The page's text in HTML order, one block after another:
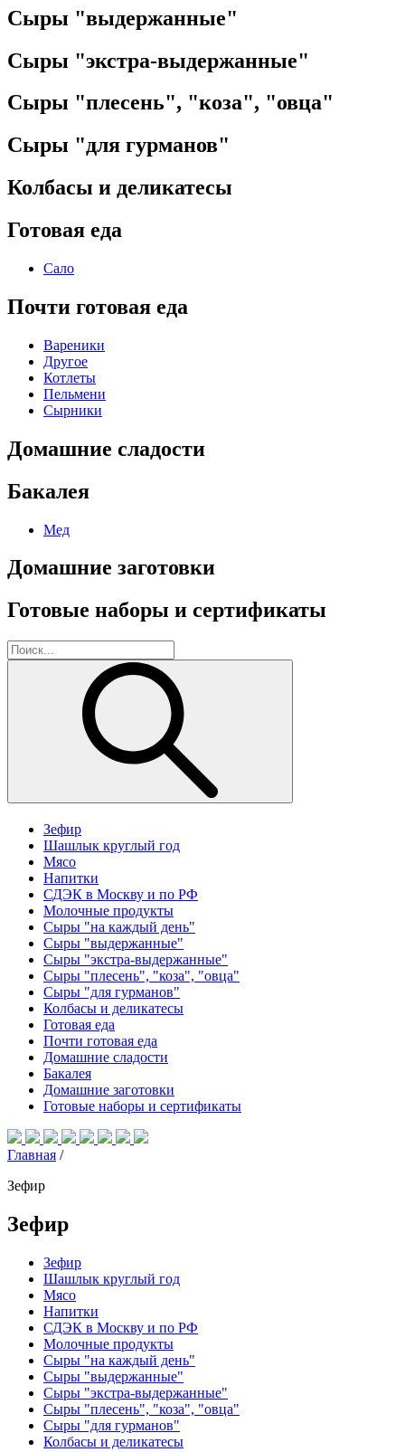
Сыры "выдержанные"
Сыры "экстра-выдержанные"
Сыры "плесень", "коза", "овца"
Сыры "для гурманов"
Колбасы и деликатесы
Готовая еда
Сало
Почти готовая еда
Вареники
Другое
Котлеты
Пельмени
Сырники
Домашние сладости
Бакалея
Мед
Домашние заготовки
Готовые наборы и сертификаты
Зефир
Шашлык круглый год
Мясо
Напитки
СДЭК в Москву и по РФ
Молочные продукты
Сыры "на каждый день"
Сыры "выдержанные"
Сыры "экстра-выдержанные"
Сыры "плесень", "коза", "овца"
Сыры "для гурманов"
Колбасы и деликатесы
Готовая еда
Почти готовая еда
Домашние сладости
Бакалея
Домашние заготовки
Готовые наборы и сертификаты
Главная /
Зефир
Зефир
Зефир
Шашлык круглый год
Мясо
Напитки
СДЭК в Москву и по РФ
Молочные продукты
Сыры "на каждый день"
Сыры "выдержанные"
Сыры "экстра-выдержанные"
Сыры "плесень", "коза", "овца"
Сыры "для гурманов"
Колбасы и деликатесы